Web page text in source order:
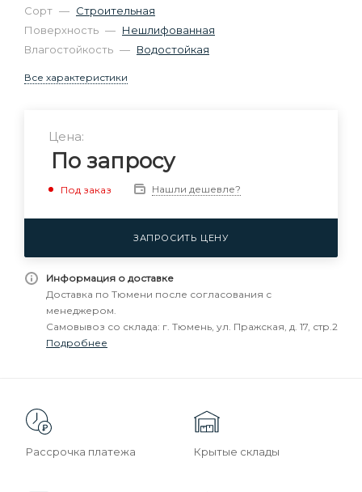
Сорт — Строительная
Поверхность — Нешлифованная
Влагостойкость — Водостойкая
Все характеристики
Цена:
По запросу
Под заказ Нашли дешевле?
ЗАПРОСИТЬ ЦЕНУ
Информация о доставке
Доставка по Тюмени после согласования с
менеджером.
Самовывоз со склада: г. Тюмень, ул. Пражская, д. 17, стр.2
Подробнее
Рассрочка платежа Крытые склады